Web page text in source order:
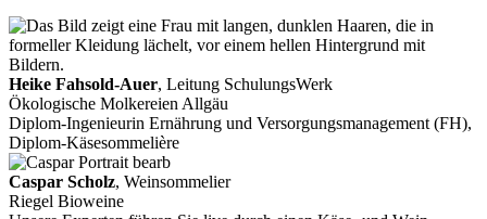
Heike Fahsold-Auer, Leitung SchulungsWerk
Ökologische Molkereien Allgäu
Diplom-Ingenieurin Ernährung und Versorgungsmanagement (FH),
Diplom-Käsesommelière
Caspar Scholz, Weinsommelier
Riegel Bioweine